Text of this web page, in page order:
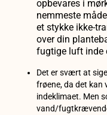
opbevares i
nemmeste
et stykke ikke-
over din
fugtige luft inde
Det er svært at
frøene, da det kan
indeklimaet. Men
vand/